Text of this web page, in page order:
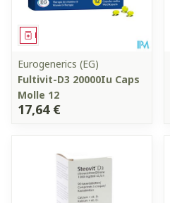
Médicament
Eurogenerics (EG)
Fultivit-D3 20000Iu Caps
Molle 12
17,64 €